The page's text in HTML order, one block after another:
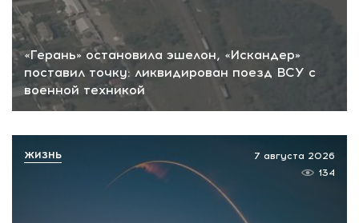
«Герань» остановила эшелон, «Искандер»
поставил точку: ликвидирован поезд ВСУ с
военной техникой
7 августа 2026
134
ЖИЗНЬ